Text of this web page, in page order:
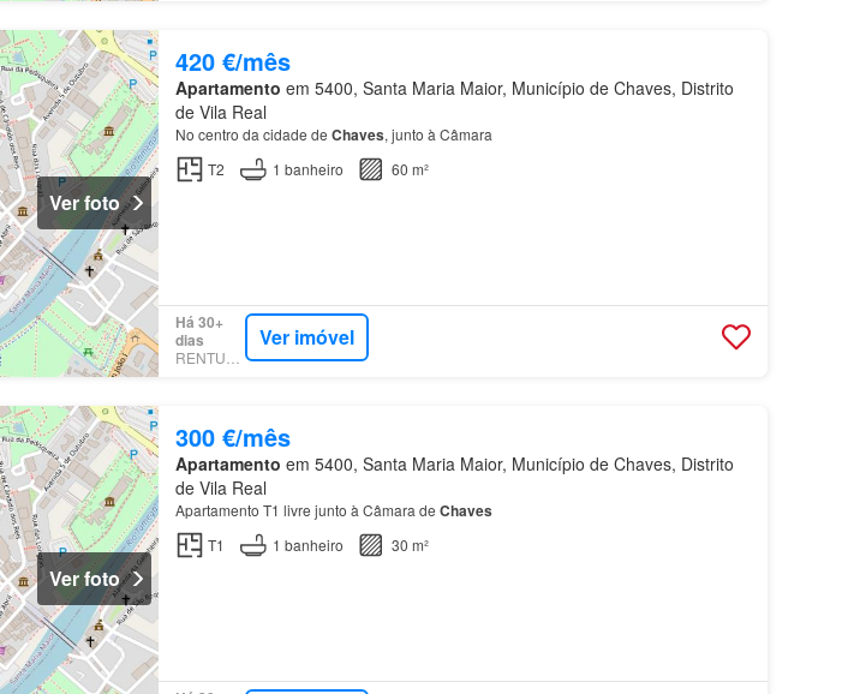
Ver foto
420 €/mês
Apartamento em 5400, Santa Maria Maior, Município de Chaves, Distrito
de Vila Real
No centro da cidade de Chaves, junto à Câmara
T2
1 banheiro 60 m²
Há 30+
dias
RENTUMO
Ver imóvel
Ver foto
300 €/mês
Apartamento em 5400, Santa Maria Maior, Município de Chaves, Distrito
de Vila Real
Apartamento T1 livre junto à Câmara de Chaves
T1 1 banheiro 30 m²